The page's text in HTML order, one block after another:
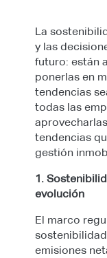
La
y las
futuro: están
ponerlas en
tendencias
todas las
tendencias
gestión
1.
evolución
El marco
emisiones